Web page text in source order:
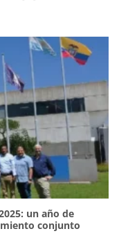
un año de
conjunto